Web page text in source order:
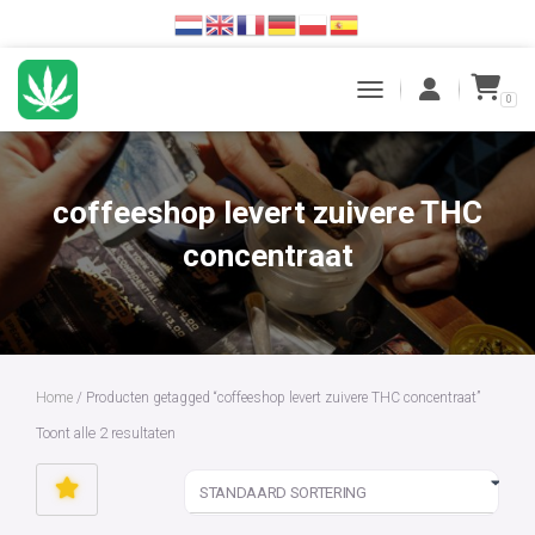
TOGGLE NAVIGATION0
coffeeshop levert zuivere THC
concentraat
Home / Producten getagged “coffeeshop levert zuivere THC concentraat”
Toont alle 2 resultaten